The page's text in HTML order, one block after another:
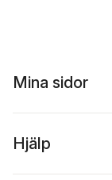
Mina sidor
Hjälp